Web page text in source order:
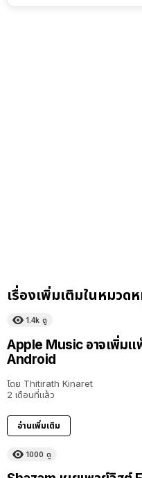
เรื่องเพิ่มเติมในหมวด
1.4k ดู
Apple Music อาจเพิ่มแ
Android
โดย Thitirath Kinaret
2 เดือนที่แล้ว
อ่านเพิ่มเติม
1000 ดู